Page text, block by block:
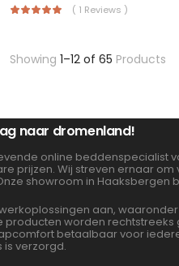
( 1 Reviews )
Showing 1–12 of 65 Products
naar dromenland!
online beddenspecialist
prijzen. Wij streven ernaar
showroom in
aan,
producten worden
betaalbaar voor
is verzorgd.